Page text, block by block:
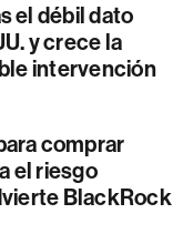
el débil dato
y crece la
intervención
comprar
el riesgo
BlackRock